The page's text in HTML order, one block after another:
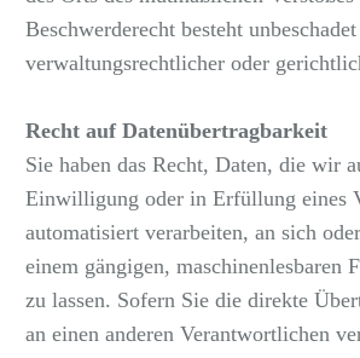
Beschwerderecht besteht
verwaltungsrechtlicher oder
Recht auf Datenübertragbarkeit
Sie haben das Recht, Daten, die wir
Einwilligung oder in Erfüllung eines
automatisiert verarbeiten, an sich
einem gängigen, maschinenlesbaren
zu lassen. Sofern Sie die direkte
an einen anderen Verantwortlichen